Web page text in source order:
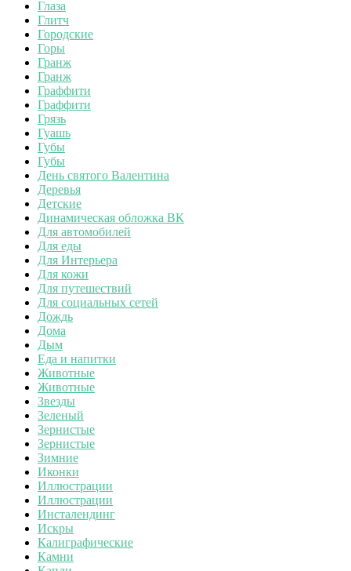
Глаза
Глитч
Городские
Горы
Гранж
Гранж
Граффити
Граффити
Грязь
Гуашь
Губы
Губы
День святого Валентина
Деревья
Детские
Динамическая обложка ВК
Для автомобилей
Для еды
Для Интерьера
Для кожи
Для путешествий
Для социальных сетей
Дождь
Дома
Дым
Еда и напитки
Животные
Животные
Звезды
Зеленый
Зернистые
Зернистые
Зимние
Иконки
Иллюстрации
Иллюстрации
Инсталендинг
Искры
Калиграфические
Камни